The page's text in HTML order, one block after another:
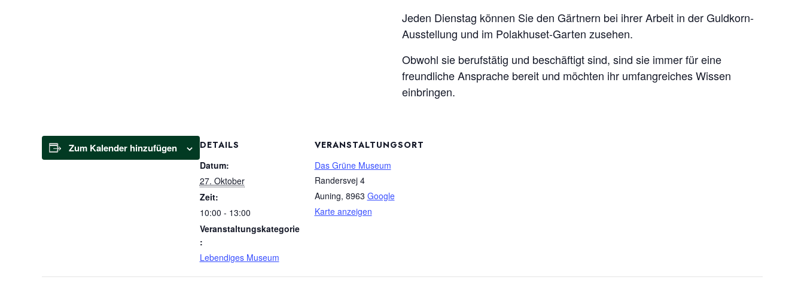
Jeden Dienstag können Sie den Gärtnern bei ihrer Arbeit in der Guldkorn-
Ausstellung und im Polakhuset-Garten zusehen.
Obwohl sie berufstätig und beschäftigt sind, sind sie immer für eine
freundliche Ansprache bereit und möchten ihr umfangreiches Wissen
einbringen.
Zum Kalender hinzufügen
DETAILS
Datum:
27. Oktober
Zeit:
10:00 - 13:00
Veranstaltungskategorie
:
Lebendiges Museum
VERANSTALTUNGSORT
Das Grüne Museum
Randersvej 4
Auning, 8963 Google
Karte anzeigen